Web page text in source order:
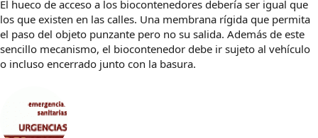
El hueco de acceso a los biocontenedores debería ser igual que
los que existen en las calles. Una membrana rígida que permita
el paso del objeto punzante pero no su salida. Además de este
sencillo mecanismo, el biocontenedor debe ir sujeto al vehículo
o incluso encerrado junto con la basura.